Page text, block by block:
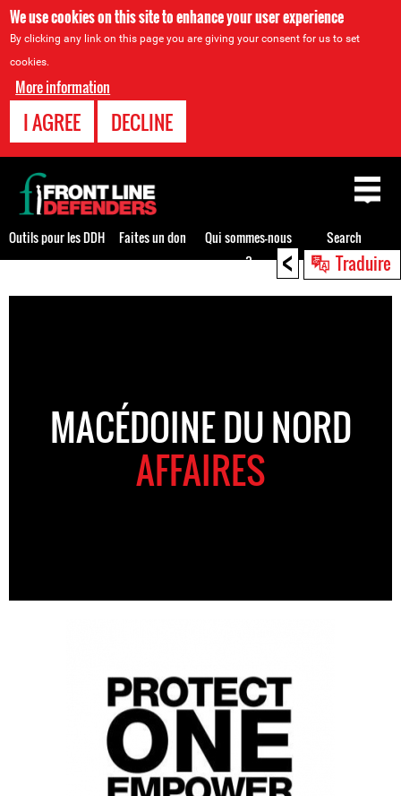
We use cookies on this site to enhance your user experience
By clicking any link on this page you are giving your consent for us to set
cookies.
More information
I AGREE DECLINE
< Traduire
to
MACÉDOINE DU NORD
AFFAIRES
Back
to
top
Outils pour les DDH Faites un don
Qui sommes-nous
?
Search